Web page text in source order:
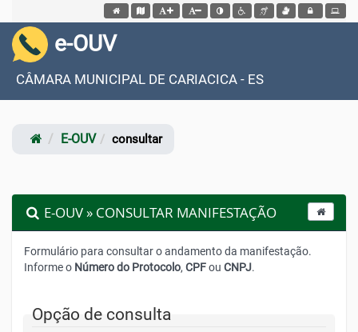
Acessar página inicial do site
Acessar o mapa do site
Ação para aumentar tamanho da fonte do site
Ação para diminuir tamanho da fonte do site
Ação para aplicar auto contraste no site
Acessar página sobre
Acessar página sobre NVDA
Acessar página sobre
Acessar Intranet
e-OUV
CÂMARA MUNICIPAL DE CARIACICA - ES
E-OUV consultar
E-OUV » CONSULTAR MANIFESTAÇÃO
Formulário para consultar o andamento da manifestação.
Informe o Número do Protocolo, CPFou CNPJ.
Opção de consulta